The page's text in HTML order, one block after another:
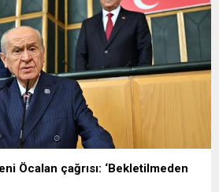
Öcalan çağrısı: ‘Bekletilmeden